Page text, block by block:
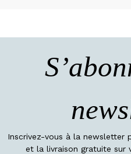
Inscrivez-vous à la newsletter
et la livraison gratuite sur